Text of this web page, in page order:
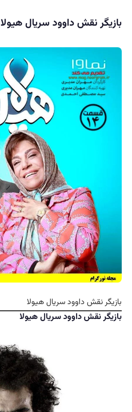
بازیگر نقش داوود سریال هیولا
بازیگر نقش داوود سریال هیولا
بازیگر نقش داوود سریال هیولا